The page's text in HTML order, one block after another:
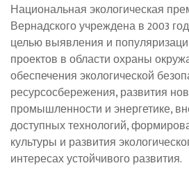
Национальная экологическая
Вернадского учреждена в 2003
целью выявления и
проектов в области охраны
обеспечения экологической
ресурсосбережения, развития
промышленности и энергетике,
доступных технологий,
культуры и развития
интересах устойчивого развития.